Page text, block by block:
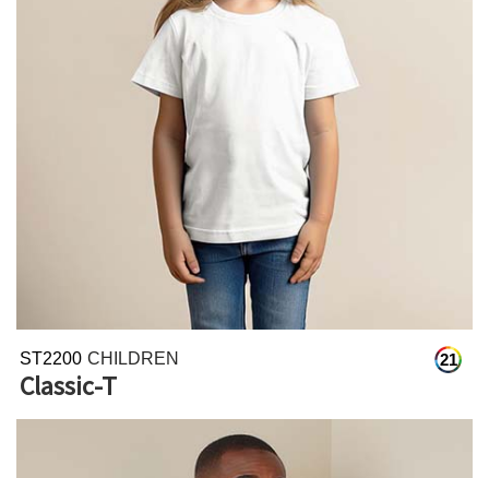
21
ST2200 CHILDREN
Classic-T